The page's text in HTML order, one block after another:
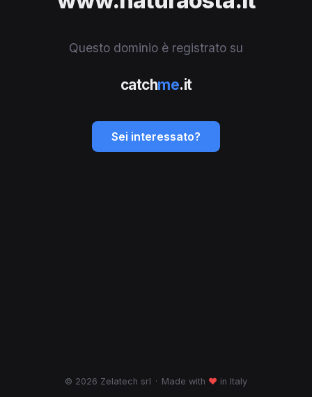
Questo dominio è registrato su
catchme.it
Sei interessato?
© 2026 Zelatech srl · Made with ♥ in Italy